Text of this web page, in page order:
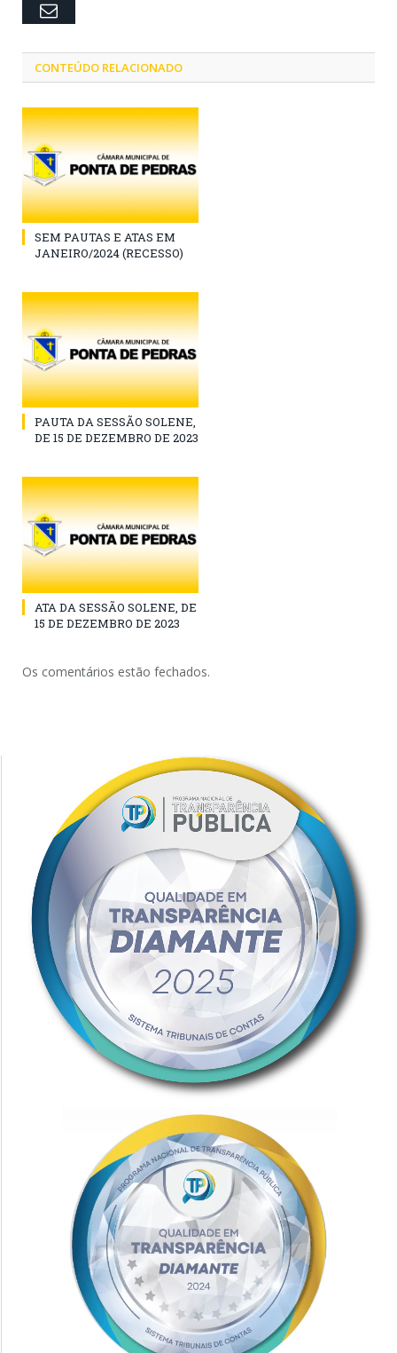
Email
CONTEÚDO RELACIONADO
SEM PAUTAS E ATAS EM
JANEIRO/2024 (RECESSO)
PAUTA DA SESSÃO SOLENE,
DE 15 DE DEZEMBRO DE 2023
ATA DA SESSÃO SOLENE, DE
15 DE DEZEMBRO DE 2023
Os comentários estão fechados.